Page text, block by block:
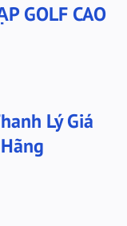
GOLF CAO
Lý Giá